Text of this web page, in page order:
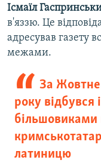
Ісмаїл
в'яззю. Це
адресував газету
межами.
За
року відбувся
більшовиками
латиницю